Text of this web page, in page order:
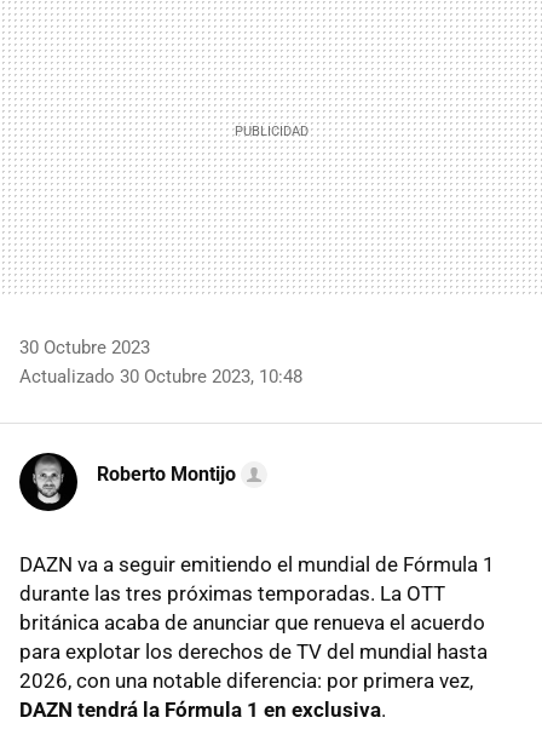
30 Octubre 2023
Actualizado 30 Octubre 2023, 10:48
Roberto Montijo
DAZN va a seguir emitiendo el mundial de Fórmula 1
durante las tres próximas temporadas. La OTT
británica acaba de anunciar que renueva el acuerdo
para explotar los derechos de TV del mundial hasta
2026, con una notable diferencia: por primera vez,
DAZN tendrá la Fórmula 1 en exclusiva.